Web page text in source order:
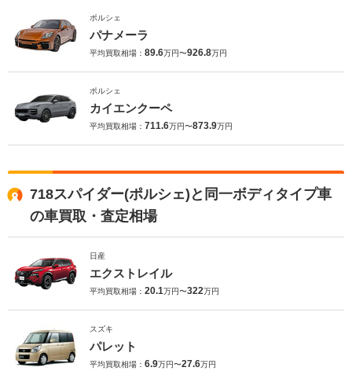
ポルシェ
パナメーラ
平均買取相場： 89.6万円〜926.8万円
ポルシェ
カイエンクーペ
平均買取相場： 711.6万円〜873.9万円
718スパイダー(ポルシェ)と同一ボディタイプ車
の車買取・査定相場
日産
エクストレイル
平均買取相場： 20.1万円〜322万円
スズキ
パレット
平均買取相場： 6.9万円〜27.6万円